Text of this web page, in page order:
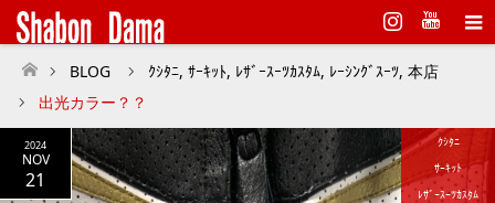
Instagram
ホーム
BLOG ｸｼﾀﾆ, ｻｰｷｯﾄ, ﾚｻﾞｰｽｰﾂｶｽﾀﾑ, ﾚｰｼﾝｸﾞｽｰﾂ, 本店
出光カラー？？
2024
NOV
21
ｸｼﾀﾆ
ｻｰｷｯﾄ
ﾚｻﾞｰｽｰﾂｶｽﾀﾑ